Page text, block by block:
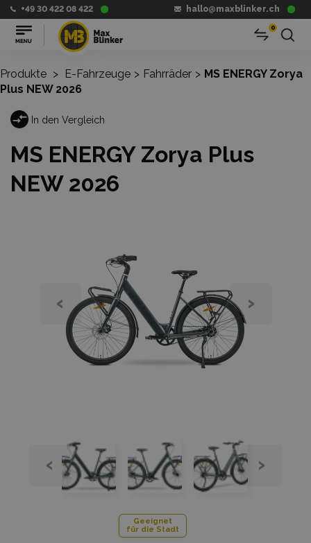
+49 30 422 08 422 hallo@maxblinker.ch
0
Produkte > E-Fahrzeuge > Fahrräder > MS ENERGY Zorya
Plus NEW 2026
In den Vergleich
MS ENERGY Zorya Plus
NEW 2026
‹ ›
‹ ›
Geeignet
für die Stadt